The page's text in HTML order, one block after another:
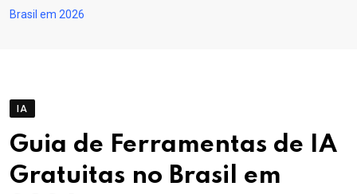
Brasil em 2026
IA
Guia de Ferramentas de IA
Gratuitas no Brasil em